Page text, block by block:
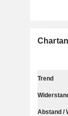
Trend
Abstand /